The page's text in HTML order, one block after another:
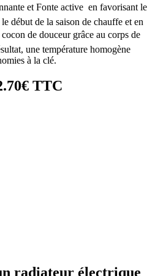
et Fonte active  en favorisant le
début de la saison de chauffe et en
de douceur grâce au corps de
une température homogène
à la clé.
TTC
radiateur électrique